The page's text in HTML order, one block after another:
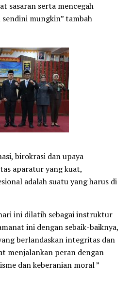
sasaran serta mencegah
mungkin” tambah
birokrasi dan upaya
aparatur yang kuat,
adalah suatu yang harus di
ini dilatih sebagai instruktur
ini dengan sebaik-baiknya,
berlandaskan integritas dan
menjalankan peran dengan
dan keberanian moral ”